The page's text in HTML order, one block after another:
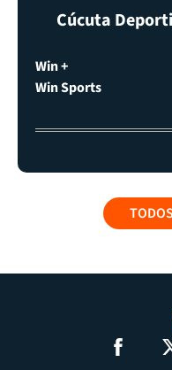
Cúcuta
Win +
Win Sports